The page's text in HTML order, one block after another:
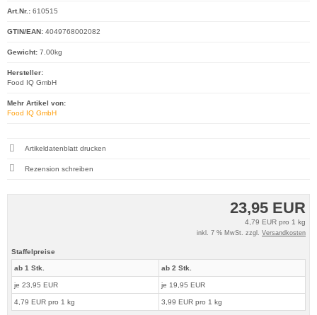
23,95 EUR
4,79 EUR pro 1 kg
inkl. 7 % MwSt. zzgl. Versandkosten
Staffelpreise
ab 1 Stk.
je 23,95 EUR
4,79 EUR pro 1 kg
ab 2 Stk.
je 19,95 EUR
3,99 EUR pro 1 kg
Art.Nr.: 610515
GTIN/EAN: 4049768002082
Gewicht: 7.00kg
Hersteller:
Food IQ GmbH
Mehr Artikel von:
Food IQ GmbH
Artikeldatenblatt drucken
Rezension schreiben